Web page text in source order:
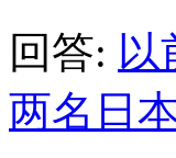
回答: 以
两名日